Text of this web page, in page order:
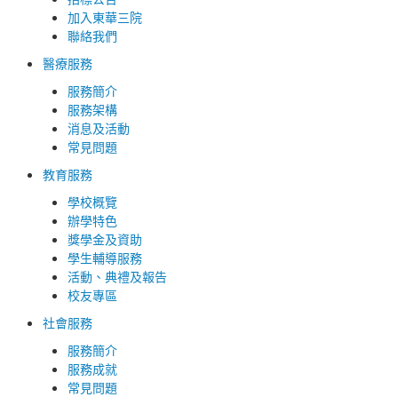
加入東華三院
聯絡我們
醫療服務
服務簡介
服務架構
消息及活動
常見問題
教育服務
學校概覽
辦學特色
獎學金及資助
學生輔導服務
活動、典禮及報告
校友專區
社會服務
服務簡介
服務成就
常見問題